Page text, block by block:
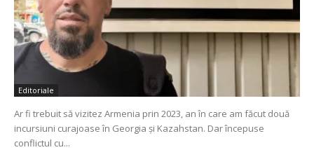
Editoriale
Ar fi trebuit să vizitez Armenia prin 2023, an în care am făcut două
incursiuni curajoase în Georgia și Kazahstan. Dar începuse
conflictul cu...